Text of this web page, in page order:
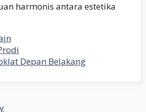
harmonis antara estetika
Depan Belakang